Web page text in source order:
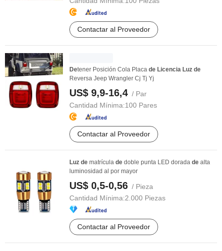
Contactar al Proveedor
Detener Posición Cola Placa de Licencia Luz de
Reversa Jeep Wrangler Cj Tj Yj
US$ 9,9-16,4 / Par
Cantidad Mínima:100 Pares
Contactar al Proveedor
Luz de matrícula de doble punta LED dorada de alta
luminosidad al por mayor
US$ 0,5-0,56 / Pieza
Cantidad Mínima:2.000 Piezas
Contactar al Proveedor